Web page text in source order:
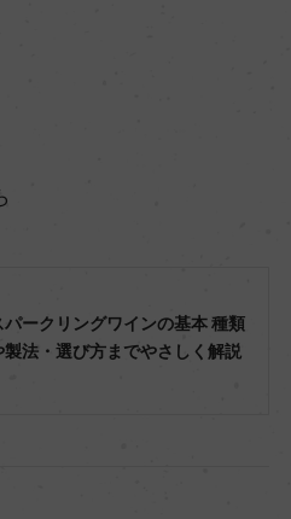
パークリングワインの基本 種類
製法・選び方までやさしく解説